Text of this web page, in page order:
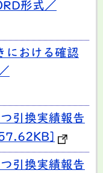
形式／
における確認
引換実績報告
引換実績報告